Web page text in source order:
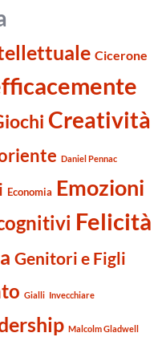
Cicerone
Creatività
Daniel Pennac
Economia Emozioni
Felicità
Genitori e Figli
Gialli Invecchiare
Malcolm Gladwell